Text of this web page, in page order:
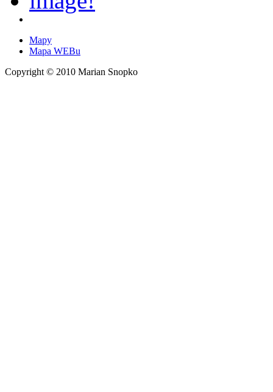
Mapy
Mapa WEBu
Copyright © 2010 Marian Snopko